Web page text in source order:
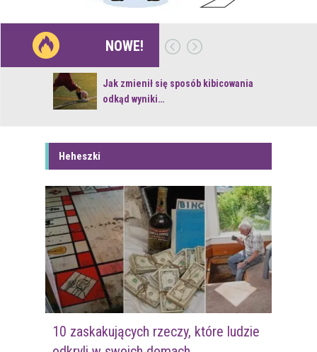
NOWE!
Jak zmienił się sposób kibicowania
odkąd wyniki…
Heheszki
10 zaskakujących rzeczy, które ludzie